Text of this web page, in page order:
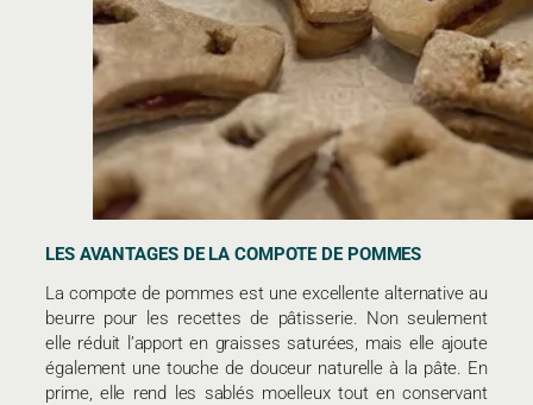
LES AVANTAGES DE LA COMPOTE DE POMMES
La compote de pommes est une excellente alternative au
beurre pour les recettes de pâtisserie. Non seulement
elle réduit l’apport en graisses saturées, mais elle ajoute
également une touche de douceur naturelle à la pâte. En
prime, elle rend les sablés moelleux tout en conservant